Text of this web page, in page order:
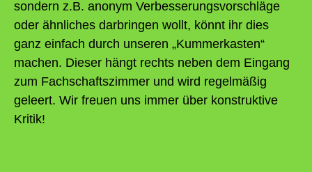
sondern z.B. anonym Verbesserungsvorschläge
oder ähnliches darbringen wollt, könnt ihr dies
ganz einfach durch unseren „Kummerkasten“
machen. Dieser hängt rechts neben dem Eingang
zum Fachschaftszimmer und wird regelmäßig
geleert. Wir freuen uns immer über konstruktive
Kritik!